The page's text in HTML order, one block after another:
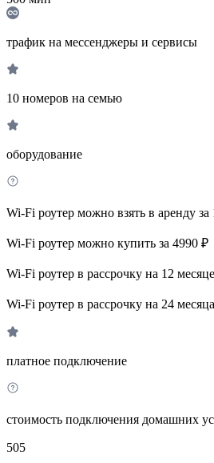
трафик на мессенджеры и сервисы
10 номеров на семью
оборудование
Wi-Fi роутер можно взять в аренду за
Wi-Fi роутер можно купить за 4990 ₽
Wi-Fi роутер в рассрочку на 12
Wi-Fi роутер в рассрочку на 24
платное подключение
стоимость подключения домашних
505